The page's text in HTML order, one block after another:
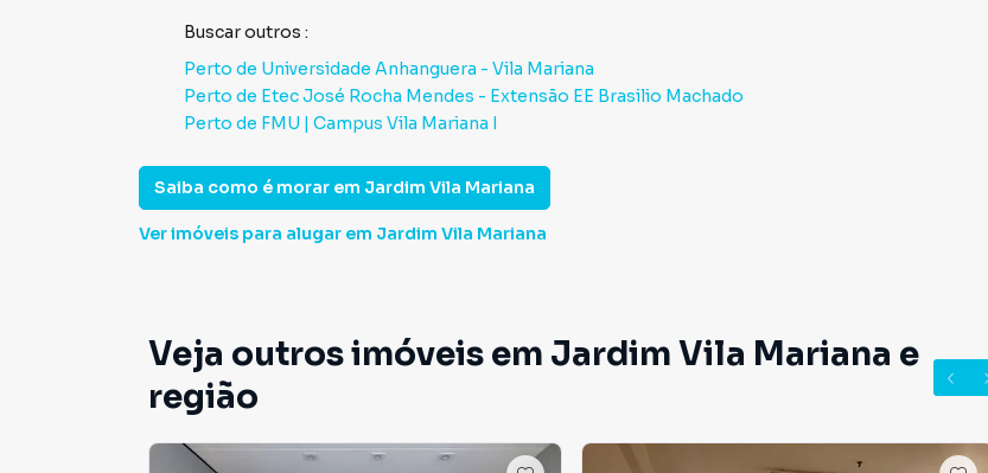
Buscar outros :
Perto de Universidade Anhanguera - Vila Mariana
Perto de Etec José Rocha Mendes - Extensão EE Brasilio Machado
Perto de FMU | Campus Vila Mariana I
Saiba como é morar em Jardim Vila Mariana
Ver imóveis para alugar em Jardim Vila Mariana
Veja outros imóveis em Jardim Vila Mariana e
região